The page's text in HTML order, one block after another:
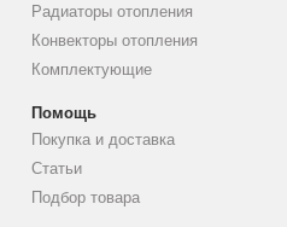
Радиаторы отопления
Конвекторы отопления
Комплектующие
Помощь
Покупка и доставка
Статьи
Подбор товара